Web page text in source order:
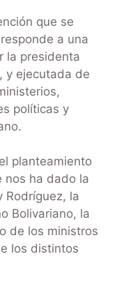
que se
a una
la presidenta
y ejecutada de
políticas y
planteamiento
nos ha dado la
Rodríguez, la
Bolivariano, la
de los ministros
los distintos